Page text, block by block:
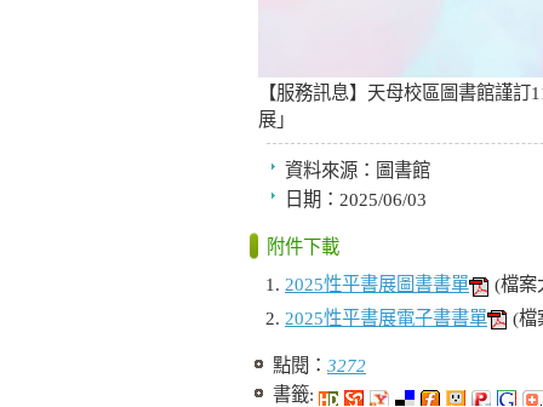
【服務訊息】天母校區圖書館謹
展」
資料來源： 圖書館
日期： 2025/06/03
附件下載
2025性平書展圖書書單
(檔案
2025性平書展電子書書單
(檔
點閱： 3272
書籤: